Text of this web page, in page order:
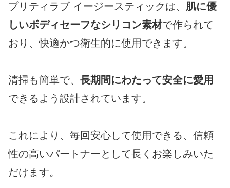
プリティラブ イージースティックは、 肌に優
しいボディセーフなシリコン素材で作られて
おり、快適かつ衛生的に使用できます。
清掃も簡単で、 長期間にわたって安全に愛用
できるよう設計されています。
これにより、毎回安心して使用できる、信頼
性の高いパートナーとして長くお楽しみいた
だけます。